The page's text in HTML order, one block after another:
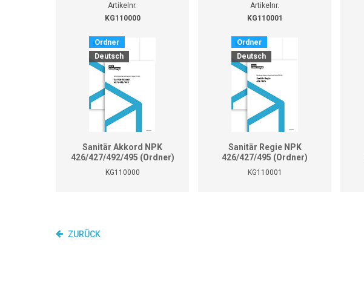
Artikelnr.
KG110000
Ordner
Deutsch
Sanitär Akkord NPK
426/427/492/495 (Ordner)
KG110000
Artikelnr.
KG110001
Ordner
Deutsch
Sanitär Regie NPK
426/427/495 (Ordner)
KG110001
ZURÜCK